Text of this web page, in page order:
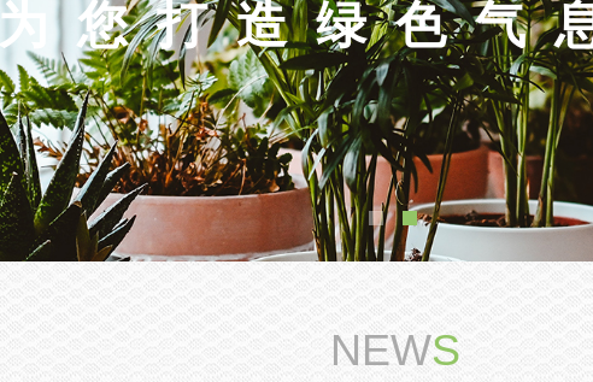
为您打造绿色气
NEWS